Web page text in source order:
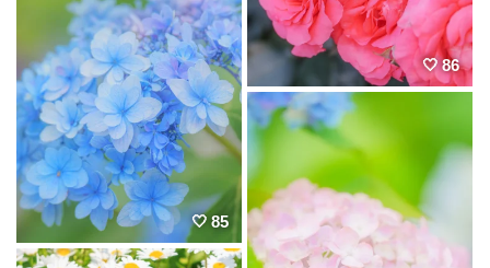
86
85